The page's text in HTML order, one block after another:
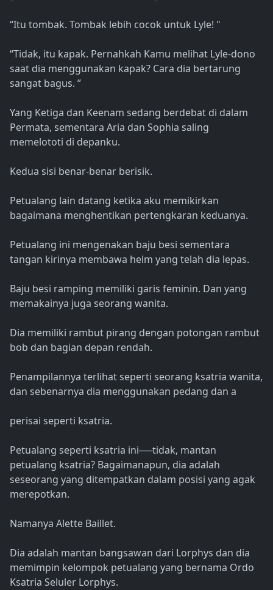
“Itu tombak. Tombak lebih cocok untuk Lyle! "
“Tidak, itu kapak. Pernahkah Kamu melihat Lyle-dono
saat dia menggunakan kapak? Cara dia bertarung
sangat bagus. ”
Yang Ketiga dan Keenam sedang berdebat di dalam
Permata, sementara Aria dan Sophia saling
memelototi di depanku.
Kedua sisi benar-benar berisik.
Petualang lain datang ketika aku memikirkan
bagaimana menghentikan pertengkaran keduanya.
Petualang ini mengenakan baju besi sementara
tangan kirinya membawa helm yang telah dia lepas.
Baju besi ramping memiliki garis feminin. Dan yang
memakainya juga seorang wanita.
Dia memiliki rambut pirang dengan potongan rambut
bob dan bagian depan rendah.
Penampilannya terlihat seperti seorang ksatria wanita,
dan sebenarnya dia menggunakan pedang dan a
perisai seperti ksatria.
Petualang seperti ksatria ini──tidak, mantan
petualang ksatria? Bagaimanapun, dia adalah
seseorang yang ditempatkan dalam posisi yang agak
merepotkan.
Namanya Alette Baillet.
Dia adalah mantan bangsawan dari Lorphys dan dia
memimpin kelompok petualang yang bernama Ordo
Ksatria Seluler Lorphys.